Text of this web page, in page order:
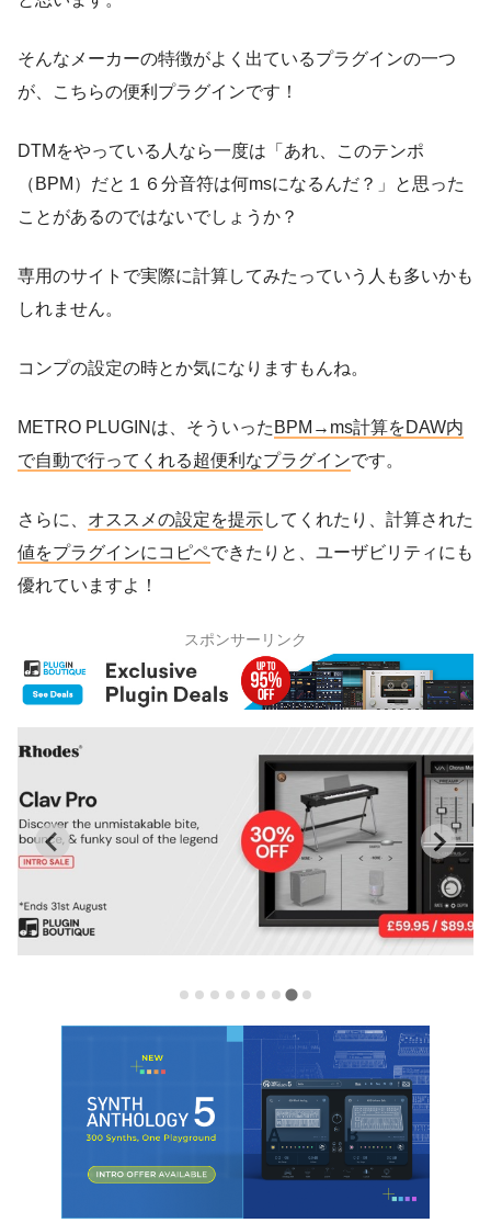
そんなメーカーの特徴がよく出ているプラグインの一つ
が、こちらの便利プラグインです！
DTMをやっている人なら一度は「あれ、このテンポ
（BPM）だと１６分音符は何msになるんだ？」と思った
ことがあるのではないでしょうか？
専用のサイトで実際に計算してみたっていう人も多いかも
しれません。
コンプの設定の時とか気になりますもんね。
METRO PLUGINは、そういった BPM→ms計算をDAW内
で自動で行ってくれる超便利なプラグインです。
さらに、 オススメの設定を提示してくれたり、計算された
値をプラグインにコピペできたりと、ユーザビリティにも
優れていますよ！
スポンサーリンク